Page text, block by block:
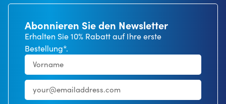
Abonnieren Sie den Newsletter
Erhalten Sie 10% Rabatt auf Ihre erste
Bestellung*.